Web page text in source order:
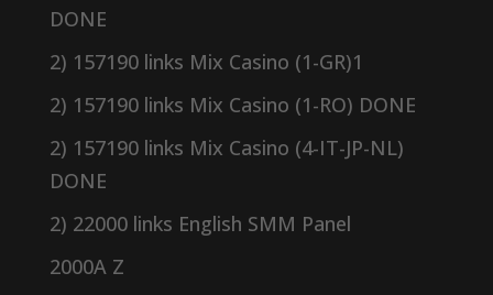
DONE
2) 157190 links Mix Casino (1-GR)1
2) 157190 links Mix Casino (1-RO) DONE
2) 157190 links Mix Casino (4-IT-JP-NL)
DONE
2) 22000 links English SMM Panel
2000A Z